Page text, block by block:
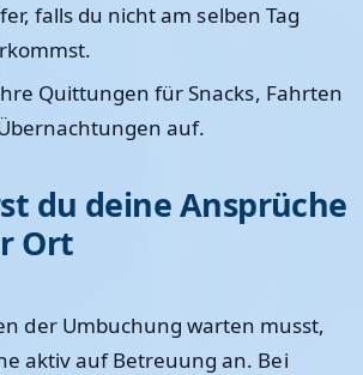
falls du nicht am selben Tag
Quittungen für Snacks, Fahrten
auf.
du deine Ansprüche
Ort
der Umbuchung warten musst,
aktiv auf Betreuung an. Bei